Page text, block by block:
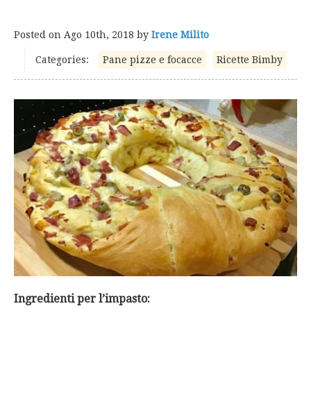
Posted on Ago 10th, 2018 by Irene Milito
Categories: Pane pizze e focacce Ricette Bimby
Ingredienti per l’impasto: